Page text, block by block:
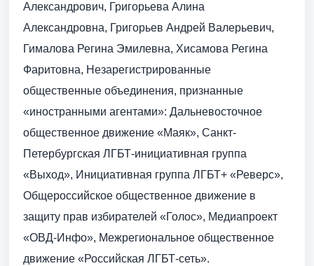
Александрович, Григорьева Алина
Александровна, Григорьев Андрей Валерьевич,
Гималова Регина Эмилевна, Хисамова Регина
Фаритовна, Незарегистрированные
общественные объединения, признанные
«иностранными агентами»: Дальневосточное
общественное движение «Маяк», Санкт-
Петербургская ЛГБТ-инициативная группа
«Выход», Инициативная группа ЛГБТ+ «Реверс»,
Общероссийское общественное движение в
защиту прав избирателей «Голос», Медиапроект
«ОВД-Инфо», Межрегиональное общественное
движение «Российская ЛГБТ-сеть».